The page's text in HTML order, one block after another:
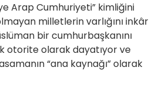
Arap Cumhuriyeti” kimliğini
milletlerin varlığını inkâr
bir cumhurbaşkanını
otorite olarak dayatıyor ve
“ana kaynağı” olarak